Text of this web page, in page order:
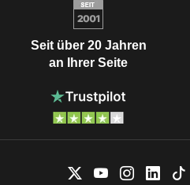
Seit über 20 Jahren
an Ihrer Seite